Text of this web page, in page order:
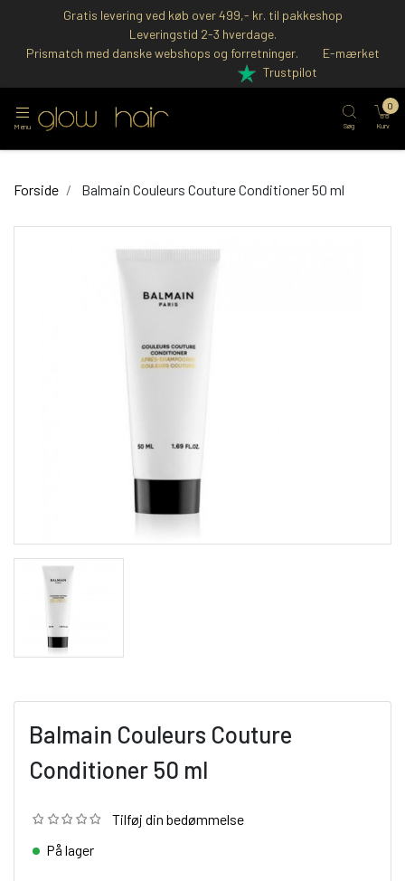
Gratis levering ved køb over 499,- kr. til pakkeshop
Leveringstid 2-3 hverdage.
Prismatch med danske webshops og forretninger.
E-mærket
Trustpilot
Menu Søg Kurv
0
Forside Balmain Couleurs Couture Conditioner 50 ml
Balmain Couleurs Couture
Conditioner 50 ml
Tilføj din bedømmelse
På lager